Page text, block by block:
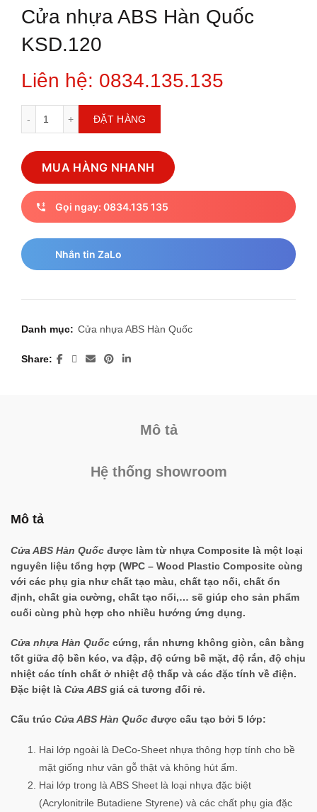
Cửa nhựa ABS Hàn Quốc
KSD.120
Liên hệ: 0834.135.135
Cửa nhựa ABS Hàn Quốc KSD.120 số lượng
ĐẶT HÀNG
MUA HÀNG NHANH
Gọi ngay: 0834.135 135
Nhắn tin ZaLo
Danh mục: Cửa nhựa ABS Hàn Quốc
Share
Mô tả
Hệ thống showroom
Mô tả
Cửa ABS Hàn Quốc được làm từ nhựa Composite là một loại
nguyên liệu tổng hợp (WPC – Wood Plastic Composite cùng
với các phụ gia như chất tạo màu, chất tạo nối, chất ổn
định, chất gia cường, chất tạo nổi,… sẽ giúp cho sản phẩm
cuối cùng phù hợp cho nhiều hướng ứng dụng.
Cửa nhựa Hàn Quốc cứng, rắn nhưng không giòn, cân bằng
tốt giữa độ bền kéo, va đập, độ cứng bề mặt, độ rắn, độ chịu
nhiệt các tính chất ở nhiệt độ thấp và các đặc tính về điện.
Đặc biệt là Cửa ABS giá cả tương đối rẻ.
Cấu trúc Cửa ABS Hàn Quốc được cấu tạo bởi 5 lớp:
Hai lớp ngoài là DeCo-Sheet nhựa thông hợp tính cho bề
mặt giống như vân gỗ thật và không hút ẩm.
Hai lớp trong là ABS Sheet là loại nhựa đặc biệt
(Acrylonitrile Butadiene Styrene) và các chất phụ gia đặc